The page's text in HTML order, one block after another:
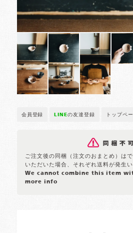
会員登録 LINEの友達登録 トップペ
ご注文後の同梱（注文のおまとめ）は
いただいた場合、それぞれ送料が発生い
We cannot combine this item
more info